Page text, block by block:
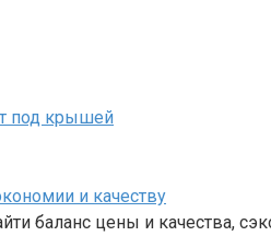
под крышей
и качеству
баланс цены и качества,